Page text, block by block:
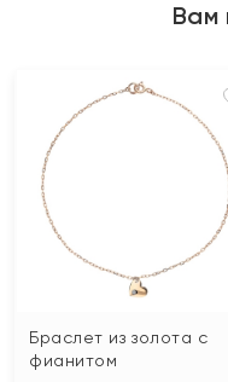
Вам
Браслет из золота с
фианитом